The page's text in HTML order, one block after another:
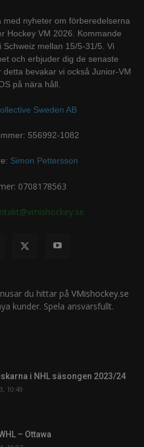
med nyheter om förberedelserna
Hockey VM 2026. Kommande
mellan 15/5-31/5. Vi
och erbjuder dig de senaste
bevakar vi också Junior-VM
på nära håll.
Sweden AB
556992-1082
Simon Pettersson
0708178563
du hittar på VMishockey.se
kunder. Spela ansvarsfullt.
i NHL säsongen 2023/24
10:49
– Ottawa